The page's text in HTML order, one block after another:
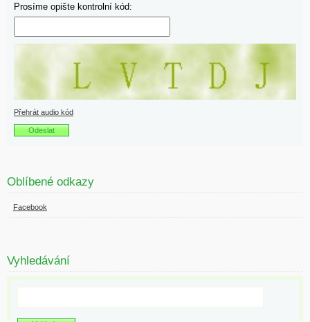
Prosíme opište kontrolní kód:
Přehrát audio kód
Oblíbené odkazy
Facebook
Vyhledávání